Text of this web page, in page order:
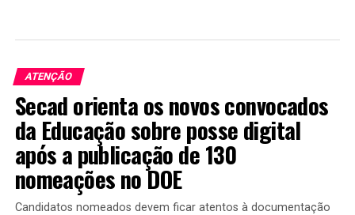
ATENÇÃO
Secad orienta os novos convocados
da Educação sobre posse digital
após a publicação de 130
nomeações no DOE
Candidatos nomeados devem ficar atentos à documentação